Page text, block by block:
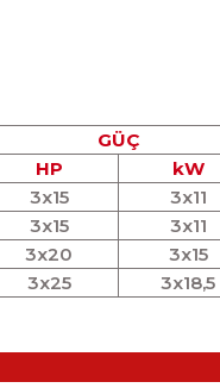
GÜÇ
HP kW
3x15 3x11
3x15 3x11
3x20 3x15
3x25 3x18,5